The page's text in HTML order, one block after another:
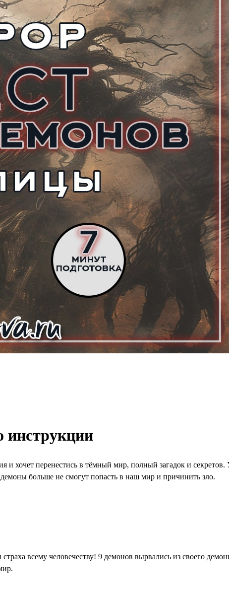
инструкции
хочет перенестись в тёмный мир, полный загадок и секретов.
больше не смогут попасть в наш мир и причинить зло.
всему человечеству! 9 демонов вырвались из своего